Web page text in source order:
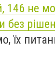
146 не
без
їх